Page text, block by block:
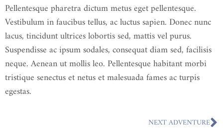
Pellentesque pharetra dictum metus eget pellentesque.
Vestibulum in faucibus tellus, ac luctus sapien. Donec nunc
lacus, tincidunt ultrices lobortis sed, mattis vel purus.
Suspendisse ac ipsum sodales, consequat diam sed, facilisis
neque. Aenean ut mollis leo. Pellentesque habitant morbi
tristique senectus et netus et malesuada fames ac turpis
egestas.
NEXT ADVENTURE